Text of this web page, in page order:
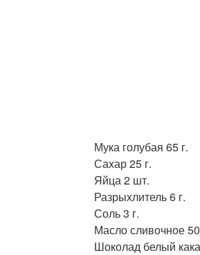
Мука голубая 65 г.
Сахар 25 г.
Яйца 2 шт.
Разрыхлитель 6 г.
Соль 3 г.
Масло сливочное 50
Шоколад белый